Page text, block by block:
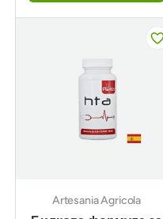
Artesania Agricola